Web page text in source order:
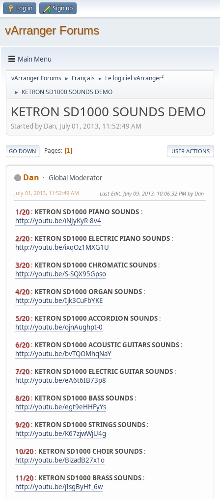
Log in Sign up
vArranger Forums
Main Menu
vArranger Forums ► Français ► Le logiciel vArranger²
► KETRON SD1000 SOUNDS DEMO
KETRON SD1000 SOUNDS DEMO
Started by Dan, July 01, 2013, 11:52:49 AM
GO DOWN Pages 1 USER ACTIONS
Dan Global Moderator
July 01, 2013, 11:52:49 AM Last Edit: July 09, 2013, 10:06:32 PM by Dan
1/20: KETRON SD1000 PIANO SOUNDS :
http://youtu.be/iNJyKyR-8v4
2/20: KETRON SD1000 ELECTRIC PIANO SOUNDS :
http://youtu.be/ixqOz1MXG1U
3/20: KETRON SD1000 CHROMATIC SOUNDS :
http://youtu.be/S-SQX95Gpso
4/20: KETRON SD1000 ORGAN SOUNDS :
http://youtu.be/Ijk3CuFbYKE
5/20: KETRON SD1000 ACCORDION SOUNDS :
http://youtu.be/ojnAughpt-0
6/20: KETRON SD1000 ACOUSTIC GUITARS SOUNDS :
http://youtu.be/bvTQOMhqNaY
7/20: KETRON SD1000 ELECTRIC GUITAR SOUNDS :
http://youtu.be/eA6t6IB73p8
8/20: KETRON SD1000 BASS SOUNDS :
http://youtu.be/egt9eHHFyYs
9/20: KETRON SD1000 STRINGS SOUNDS :
http://youtu.be/K67zjwWjU4g
10/20: KETRON SD1000 CHOIR SOUNDS :
http://youtu.be/BizadB27x1o
11/20: KETRON SD1000 BRASS SOUNDS :
http://youtu.be/jIsgByHf_6w